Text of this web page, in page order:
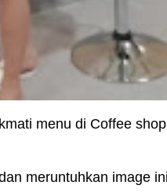
menu di Coffee
meruntuhkan image